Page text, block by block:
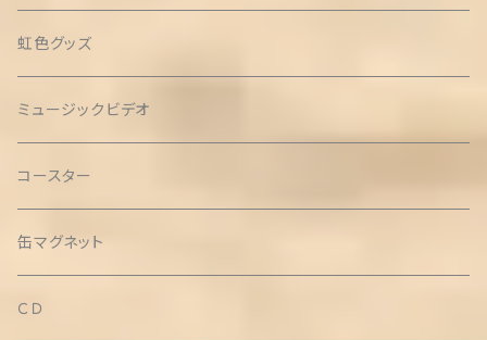
クリップ缶バッチ(3個セット)
虹色グッズ
ミュージックビデオ
コースター
缶マグネット
ＣＤ